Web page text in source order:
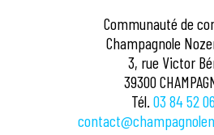
Communauté de
Champagnole
3, rue Victor
39300
Tél. 03 84 52